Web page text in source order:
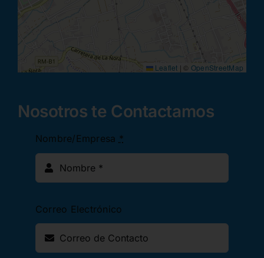
Leaflet | © OpenStreetMap
Nosotros te Contactamos
Nombre/Empresa *
Correo Electrónico